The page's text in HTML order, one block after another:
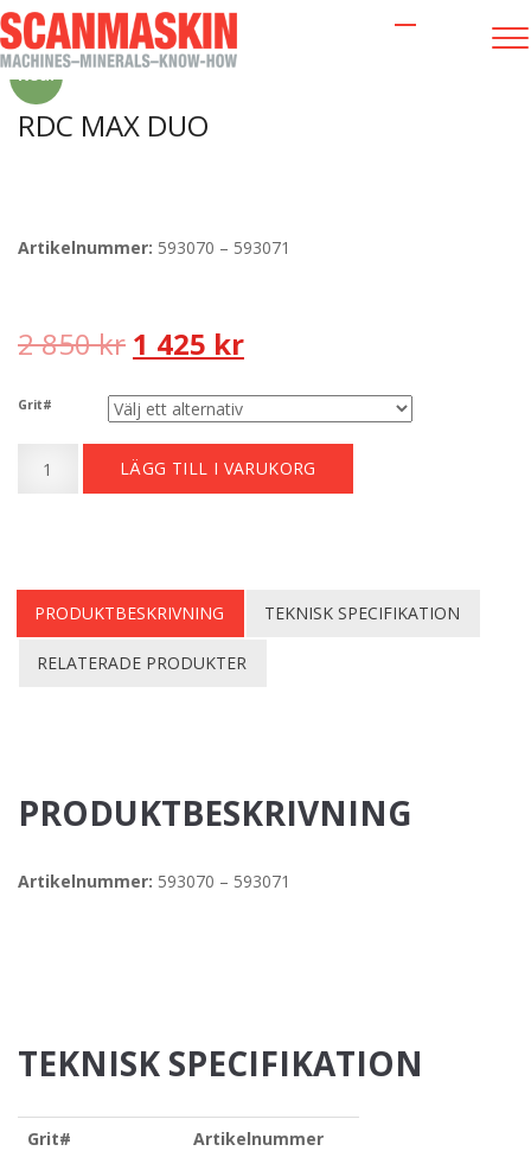
OUTLET / RDC MAX DUO
RDC MAX DUO
Artikelnummer: 593070 – 593071
2 850kr Det
ursprungliga
priset
var:
850 kr.
1 425 krDet
nuvarande
priset
är:
425 kr.
Grit#
LÄGG TILL I VARUKORG
Rea!
PRODUKTBESKRIVNING TEKNISK SPECIFIKATION
RELATERADE PRODUKTER
PRODUKTBESKRIVNING
Artikelnummer: 593070 – 593071
TEKNISK SPECIFIKATION
Grit#
Artikelnummer